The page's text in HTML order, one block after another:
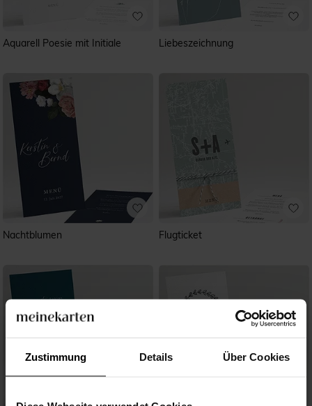
Zustimmung Details Über Cookies
Aquarell Poesie mit Initiale Liebeszeichnung
Nachtblumen Flugticket